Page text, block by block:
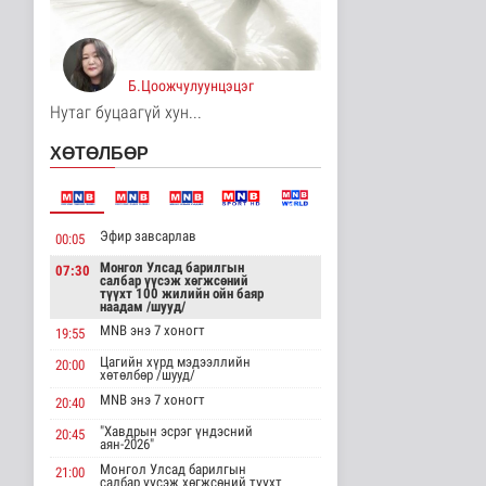
МҮОНРТ-ийн Үндэсний
зөвлөлийн даргаар
Н.Монсор д..
Нийгэм
8 цаг 49 минутын өмнө
хувийн тариф но..
Дэлхийд
8 цаг 54 минутын өмнө
6000 гаруй километр
зам туул..
Байгаль орчин
8 цаг 58 минутын өмнө
"ДЦС-3” ТӨХК-ийн нэн
шаардлагатай
“Турбингенерат..
8 цаг 12 минутын өмнө
“Цааснаас чөлөөлье”
Б.Цоожчулуунцэцэг
Нутаг буцаагүй хун...
ХӨТӨЛБӨР
00:05 Эфир завсарлав
07:30
Монгол Улсад барилгын
салбар үүсэж хөгжсөний
түүхт 100 жилийн ойн баяр
наадам /шууд/
19:55
MNB энэ 7 хоногт
20:00
Цагийн хүрд мэдээллийн
хөтөлбөр /шууд/
20:40
MNB энэ 7 хоногт
20:45
"Хавдрын эсрэг үндэсний
аян-2026"
21:00
Монгол Улсад барилгын
салбар үүсэж хөгжсөний түүхт